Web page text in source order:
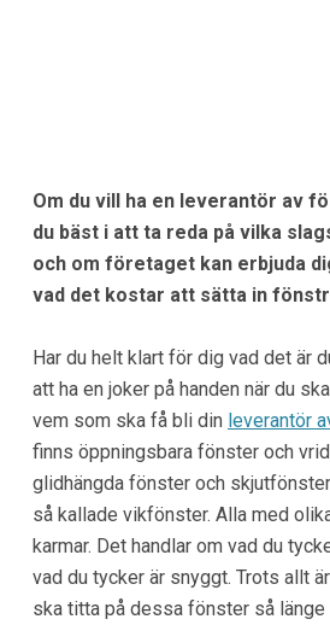
Om du vill ha en leverantör av
du bäst i att ta reda på vilka
och om företaget kan erbjuda
vad det kostar att sätta in
Har du helt klart för dig vad det är
att ha en joker på handen när du
vem som ska få bli din leverantör
finns öppningsbara fönster och
glidhängda fönster och
så kallade vikfönster. Alla med
karmar. Det handlar om vad du
vad du tycker är snyggt. Trots allt
ska titta på dessa fönster så länge